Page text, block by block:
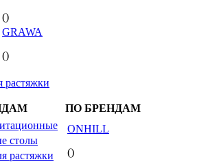
()
GRAWA
()
растяжки
ПО БРЕНДАМ
столы
растяжки
ONHILL
()